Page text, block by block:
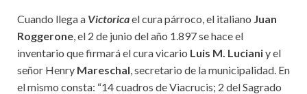
Cuando llega a Victoricael cura párroco, el italiano Juan
Roggerone, el 2 de junio del año 1.897 se hace el
inventario que firmará el cura vicario Luis M. Lucianiy el
señor Henry Mareschal, secretario de la municipalidad. En
el mismo consta: “14 cuadros de Viacrucis; 2 del Sagrado